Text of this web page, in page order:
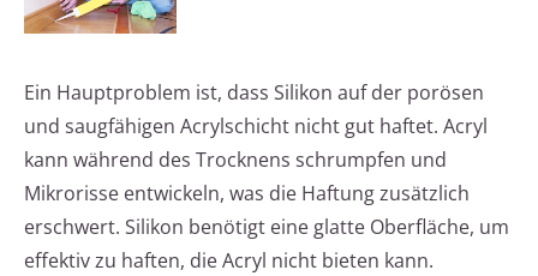
Ein Hauptproblem ist, dass Silikon auf der porösen
und saugfähigen Acrylschicht nicht gut haftet. Acryl
kann während des Trocknens schrumpfen und
Mikrorisse entwickeln, was die Haftung zusätzlich
erschwert. Silikon benötigt eine glatte Oberfläche, um
effektiv zu haften, die Acryl nicht bieten kann.